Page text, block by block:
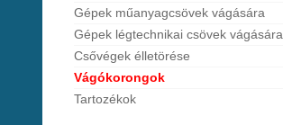
Gépek műanyagcsövek vágására
Gépek légtechnikai csövek vágására
Csővégek élletörése
Vágókorongok
Tartozékok